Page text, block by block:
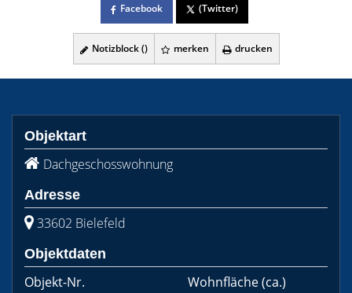
Facebook (Twitter)
Notizblock () merken drucken
Objektart
Dachgeschosswohnung
Adresse
33602 Bielefeld
Objektdaten
Objekt-Nr.
Wohnfläche(ca.)